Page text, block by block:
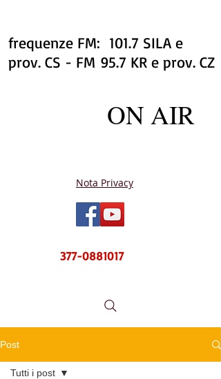
frequenze FM: 101.7 SILA e
prov. CS - FM 95.7 KR e prov. CZ
ON AIR
Nota Privacy
377-0881017
Post
Tutti i post